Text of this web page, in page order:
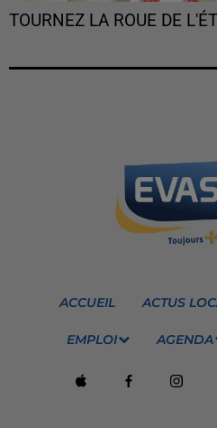
TOURNEZ LA ROUE DE
ACCUEIL ACTUS
EMPLOI AGENDA